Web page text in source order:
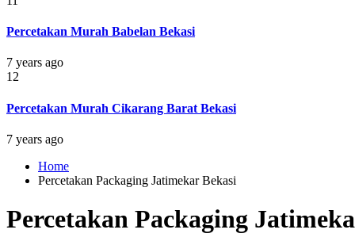
Percetakan Murah Babelan Bekasi
7 years ago
12
Percetakan Murah Cikarang Barat Bekasi
7 years ago
Home
Percetakan Packaging Jatimekar Bekasi
Percetakan Packaging